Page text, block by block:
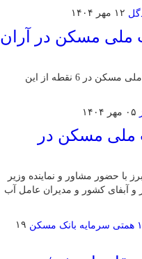
۱۲ مهر ۱۴۰۴
به ۷۱۰ واحد نهضت ملی مسکن در آران
در اقدامی جهادی و زیرساختی، عملیات برق‌رسانی به ۷۱۰ واحد نهضت ملی مسکن در 6 نقطه از این
۰۵ مهر ۱۴۰۴
ملی مسکن در
با حضور مشاور و نماینده وزیر
آبفای کشور و مدیران عامل آب
۱۹